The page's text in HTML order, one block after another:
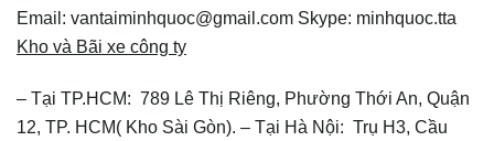
Email: vantaiminhquoc@gmail.com Skype: minhquoc.tta
Kho và Bãi xe công ty
– Tại TP.HCM: 789 Lê Thị Riêng, Phường Thới An, Quận
12, TP. HCM( Kho Sài Gòn). – Tại Hà Nội: Trụ H3, Cầu